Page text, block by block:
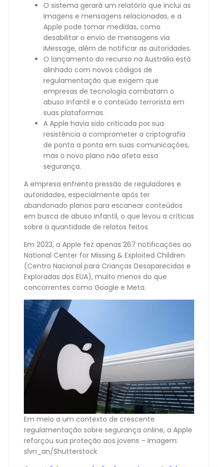
O sistema gerará um relatório que inclui as
imagens e mensagens relacionadas, e a
Apple pode tomar medidas, como
desabilitar o envio de mensagens via
iMessage, além de notificar as autoridades.
O lançamento do recurso na Austrália está
alinhado com novos códigos de
regulamentação que exigem que
empresas de tecnologia combatam o
abuso infantil e o conteúdo terrorista em
suas plataformas.
A Apple havia sido criticada por sua
resistência a comprometer a criptografia
de ponta a ponta em suas comunicações,
mas o novo plano não afeta essa
segurança.
A empresa enfrenta pressão de reguladores e
autoridades, especialmente após ter
abandonado planos para escanear conteúdos
em busca de abuso infantil, o que levou a críticas
sobre a quantidade de relatos feitos.
Em 2023, a Apple fez apenas 267 notificações ao
National Center for Missing & Exploited Children
(Centro Nacional para Crianças Desaparecidas e
Exploradas dos EUA), muito menos do que
concorrentes como Google e Meta.
Em meio a um contexto de crescente
regulamentação sobre segurança online, a Apple
reforçou sua proteção aos jovens – Imagem:
slvn_an/Shutterstock